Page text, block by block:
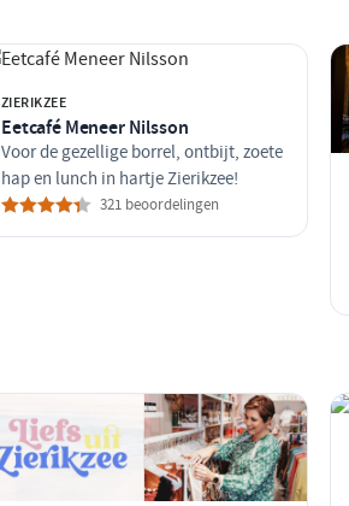
ZIERIKZEE
Eetcafé Meneer Nilsson
Voor de gezellige borrel, ontbijt, zoete
hap en lunch in hartje Zierikzee!
321 beoordelingen